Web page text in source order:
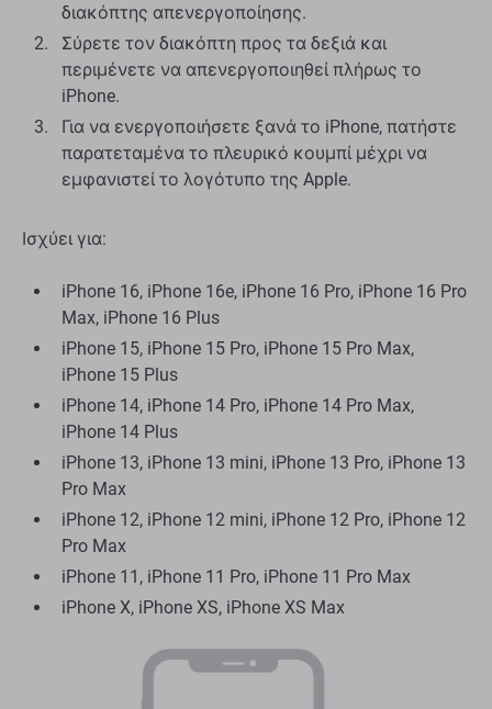
διακόπτης απενεργοποίησης.
Σύρετε τον διακόπτη προς τα δεξιά και
περιμένετε να απενεργοποιηθεί πλήρως το
iPhone.
Για να ενεργοποιήσετε ξανά το iPhone, πατήστε
παρατεταμένα το πλευρικό κουμπί μέχρι να
εμφανιστεί το λογότυπο της Apple.
Ισχύει για:
iPhone 16, iPhone 16e, iPhone 16 Pro, iPhone 16 Pro
Max, iPhone 16 Plus
iPhone 15, iPhone 15 Pro, iPhone 15 Pro Max,
iPhone 15 Plus
iPhone 14, iPhone 14 Pro, iPhone 14 Pro Max,
iPhone 14 Plus
iPhone 13, iPhone 13 mini, iPhone 13 Pro, iPhone 13
Pro Max
iPhone 12, iPhone 12 mini, iPhone 12 Pro, iPhone 12
Pro Max
iPhone 11, iPhone 11 Pro, iPhone 11 Pro Max
iPhone X, iPhone XS, iPhone XS Max